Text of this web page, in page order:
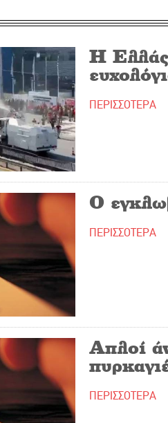
Η Ελλάς
ΠΕΡΙΣΣΟΤΕΡΑ
Ο
ΠΕΡΙΣΣΟΤΕΡΑ
Απλοί
ΠΕΡΙΣΣΟΤΕΡΑ